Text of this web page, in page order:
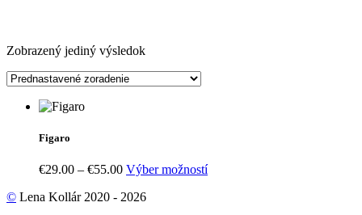
Zobrazený jediný výsledok
Figaro
€29.00 – €55.00Price
€29.00
Výber možnostíTento
© Lena Kollár 2020 - 2026